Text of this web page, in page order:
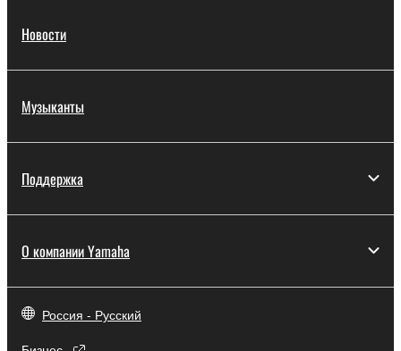
Новости
Музыканты
Поддержка
О компании Yamaha
Россия - Русский